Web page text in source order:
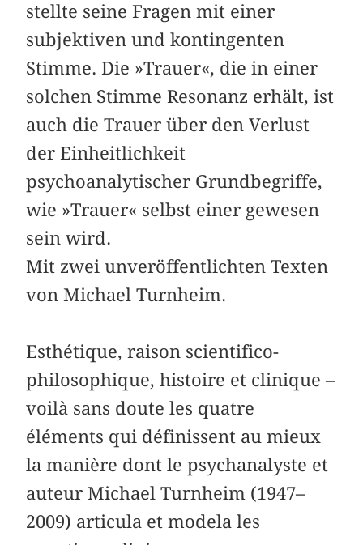
stellte seine Fragen mit einer
subjektiven und kontingenten
Stimme. Die »Trauer«, die in einer
solchen Stimme Resonanz erhält, ist
auch die Trauer über den Verlust
der Einheitlichkeit
psychoanalytischer Grundbegriffe,
wie »Trauer« selbst einer gewesen
sein wird.
Mit zwei unveröffentlichten Texten
von Michael Turnheim.
Esthétique, raison scientifico-
philosophique, histoire et clinique –
voilà sans doute les quatre
éléments qui définissent au mieux
la manière dont le psychanalyste et
auteur Michael Turnheim (1947–
2009) articula et modela les